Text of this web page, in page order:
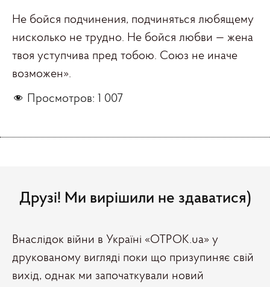
Не бойся подчинения, подчиняться любящему
нисколько не трудно. Не бойся любви — жена
твоя уступчива пред тобою. Союз не иначе
возможен».
Просмотров: 1 007
Друзі! Ми вирішили не здаватися)
Внаслідок війни в Україні «ОТРОК.ua» у
друкованому вигляді поки що призупиняє свій
вихід, однак ми започаткували новий